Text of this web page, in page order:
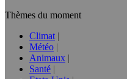
Thèmes du moment
Climat
Météo
Animaux
Santé